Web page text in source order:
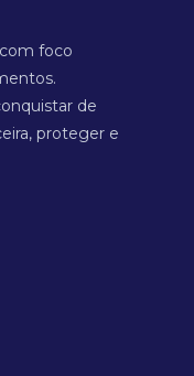
foco
de
proteger e